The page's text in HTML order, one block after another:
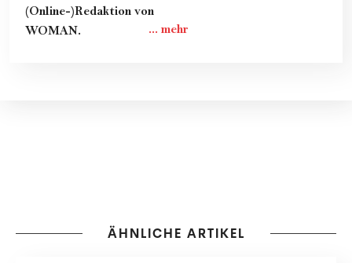
(Online-)Redaktion von
WOMAN.
ÄHNLICHE ARTIKEL